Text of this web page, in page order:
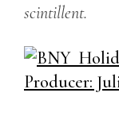
scintillent.